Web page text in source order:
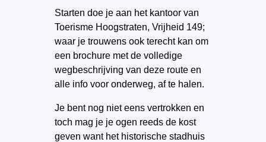
Starten doe je aan het kantoor van
Toerisme Hoogstraten, Vrijheid 149;
waar je trouwens ook terecht kan om
een brochure met de volledige
wegbeschrijving van deze route en
alle info voor onderweg, af te halen.
Je bent nog niet eens vertrokken en
toch mag je je ogen reeds de kost
geven want het historische stadhuis